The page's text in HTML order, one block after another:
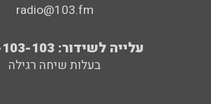
radio@103.fm
עלייה לשידור: 0552-103-103
בעלות שיחה רגילה